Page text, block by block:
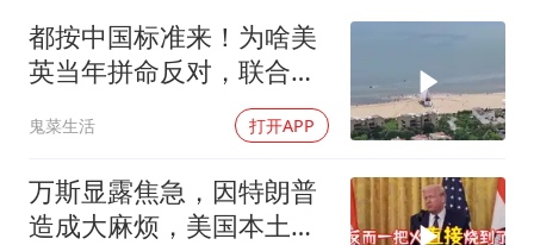
“新疆阿勒泰八月能滑雪”不实
胡彦斌韩磊 谁帮谁
夯实基础开新局
都按中国标准来！为啥美
英当年拼命反对，联合国
鬼菜生活 打开APP
万斯显露焦急，因特朗普
造成大麻烦，美国本土有